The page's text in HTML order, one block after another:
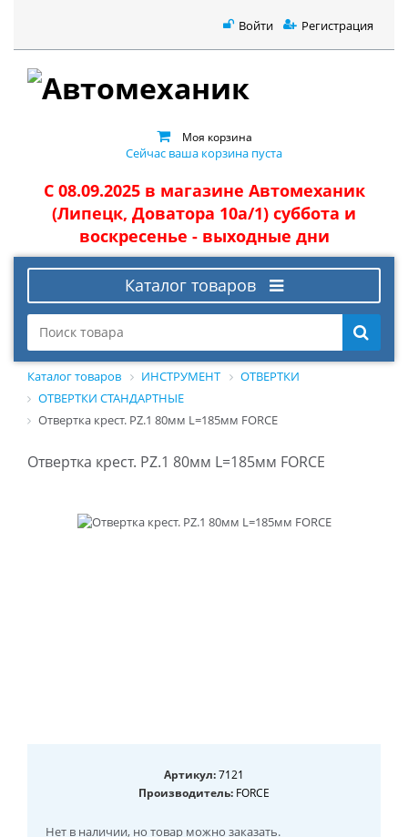
Войти Регистрация
Моя корзина
Сейчас ваша корзина пуста
С 08.09.2025 в магазине Автомеханик
(Липецк, Доватора 10а/1) суббота и
воскресенье - выходные дни
Каталог товаров
Каталог товаров ИНСТРУМЕНТ
ОТВЕРТКИ
ОТВЕРТКИ СТАНДАРТНЫЕ
Отвертка крест. PZ.1 80мм L=185мм FORCE
Отвертка крест. PZ.1 80мм L=185мм FORCE
Артикул:7121
Производитель: FORCE
Нет в наличии, но товар можно заказать.